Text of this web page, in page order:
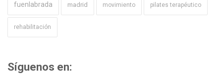
fuenlabrada madrid movimiento pilates terapéutico
rehabilitación
Síguenos en: